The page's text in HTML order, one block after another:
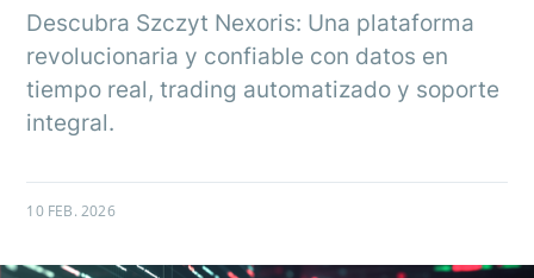
Descubra Szczyt Nexoris: Una plataforma
revolucionaria y confiable con datos en
tiempo real, trading automatizado y soporte
integral.
10 FEB. 2026